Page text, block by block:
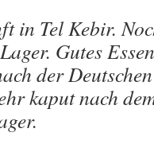
in Tel Kebir.
Gutes
der
kaput nach